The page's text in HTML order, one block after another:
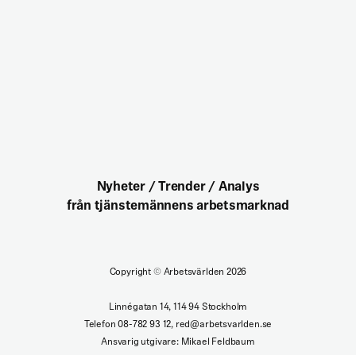
Nyheter / Trender / Analys
från tjänstemännens arbetsmarknad
Copyright ©Arbetsvärlden 2026
Linnégatan 14, 114 94 Stockholm
Telefon 08-782 93 12, red@arbetsvarlden.se
Ansvarig utgivare: Mikael Feldbaum